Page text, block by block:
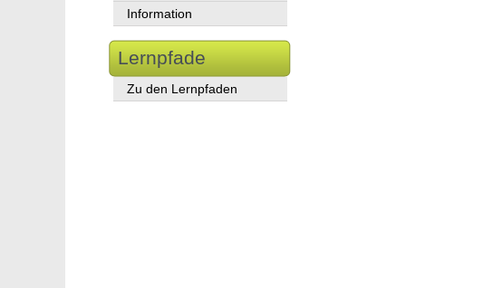
Information
Lernpfade
Zu den Lernpfaden